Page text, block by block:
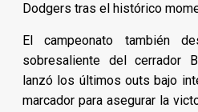
Dodgers tras el histórico
El campeonato también
sobresaliente del cerrador
lanzó los últimos outs bajo
marcador para asegurar la